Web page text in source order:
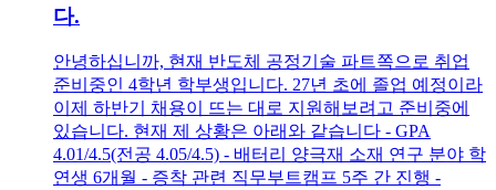
다.
안녕하십니까, 현재 반도체 공정기술 파트쪽으로 취업
준비중인 4학년 학부생입니다. 27년 초에 졸업 예정이라
이제 하반기 채용이 뜨는 대로 지원해보려고 준비중에
있습니다. 현재 제 상황은 아래와 같습니다 - GPA
4.01/4.5(전공 4.05/4.5) - 배터리 양극재 소재 연구 분야 학
연생 6개월 - 증착 관련 직무부트캠프 5주 간 진행 -